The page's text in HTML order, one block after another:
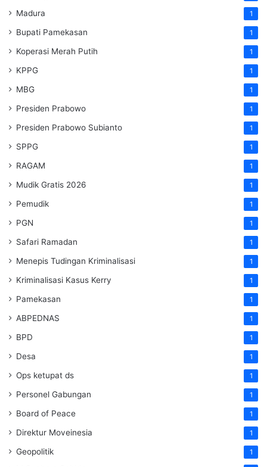
Madura 1
Bupati Pamekasan 1
Koperasi Merah Putih 1
KPPG 1
MBG 1
Presiden Prabowo 1
Presiden Prabowo Subianto 1
SPPG 1
RAGAM 1
Mudik Gratis 2026 1
Pemudik 1
PGN 1
Safari Ramadan 1
Menepis Tudingan Kriminalisasi 1
Kriminalisasi Kasus Kerry 1
Pamekasan 1
ABPEDNAS 1
BPD 1
Desa 1
Ops ketupat ds 1
Personel Gabungan 1
Board of Peace 1
Direktur Moveinesia 1
Geopolitik 1